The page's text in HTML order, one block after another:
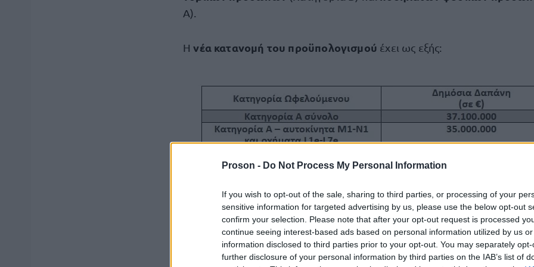
Proson - Do Not Process My Personal Information
If you wish to opt-out of the sale, sharing to third parties, or processing of your
sensitive information for targeted advertising by us, please use the below opt-out
confirm your selection. Please note that after your opt-out request is processed
continue seeing interest-based ads based on personal information utilized by us
information disclosed to third parties prior to your opt-out. You may separately
further disclosure of your personal information by third parties on the IAB’s list of
Α).
Ηνέα κατανομή του προϋπολογισμού έχει ως εξής:
Έως τις 30 Ιουνίου η υποβολή των αιτήσεων